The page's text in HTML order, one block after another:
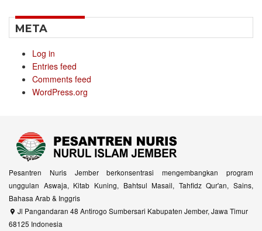
META
Log in
Entries feed
Comments feed
WordPress.org
Pesantren Nuris Jember berkonsentrasi mengembangkan program
unggulan Aswaja, Kitab Kuning, Bahtsul Masail, Tahfidz Qur'an, Sains,
Bahasa Arab & Inggris
Jl Pangandaran 48 Antirogo Sumbersari Kabupaten Jember, Jawa Timur
68125 Indonesia